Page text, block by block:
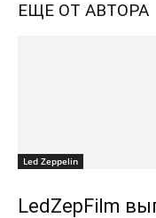
ЕЩЕ ОТ АВТОРА
Led Zeppelin
LedZepFilm